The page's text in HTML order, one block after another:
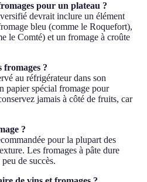
pour un plateau ?
devrait inclure un élément
bleu (comme le Roquefort),
le Comté) et un fromage à croûte
fromages ?
au réfrigérateur dans son
papier spécial fromage pour
jamais à côté de fruits, car
?
pour la plupart des
Les fromages à pâte dure
de succès.